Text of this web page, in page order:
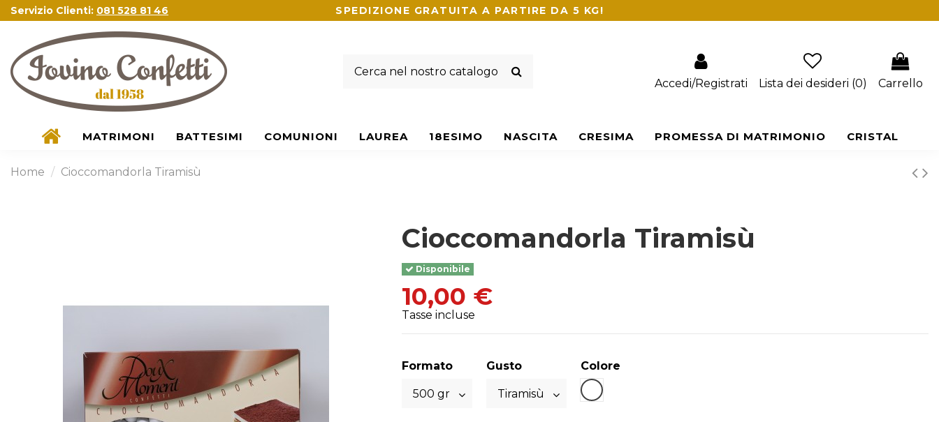
Servizio Clienti: 081 528 81 46 SPEDIZIONE GRATUITA A PARTIRE DA 5 KG!
Accedi/Registrati Lista dei desideri (0) Carrello
MATRIMONI BATTESIMI COMUNIONI LAUREA 18ESIMO NASCITA CRESIMA PROMESSA DI MATRIMONIO CRISTAL
Home Cioccomandorla Tiramisù
Cioccomandorla Tiramisù
Disponibile
10,00 €
Tasse incluse
Formato Gusto
Colore
Bianco